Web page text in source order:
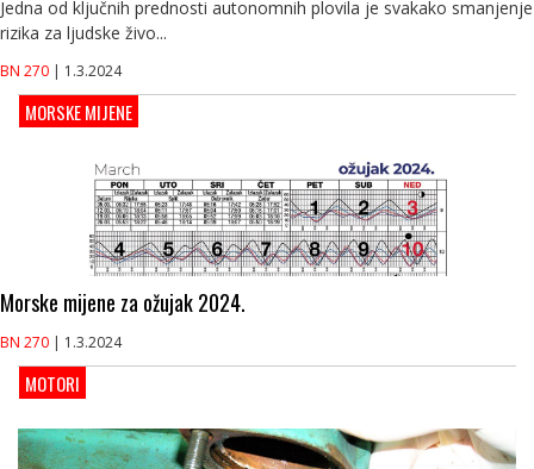
Jedna od ključnih prednosti autonomnih plovila je svakako smanjenje
rizika za ljudske živo...
BN 270 | 1.3.2024
MORSKE MIJENE
Morske mijene za ožujak 2024.
BN 270 | 1.3.2024
MOTORI